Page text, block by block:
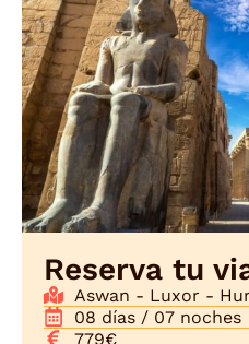
Reserva tu
Aswan - Luxor -
08 días / 07 noches
779€